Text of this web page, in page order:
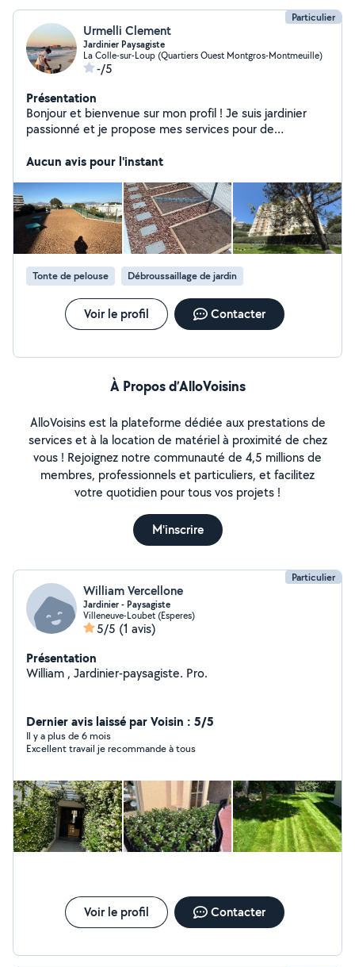
Particulier
Urmelli Clement
Jardinier Paysagiste
La Colle-sur-Loup (Quartiers Ouest Montgros-Montmeuille)
-/5
Présentation
Bonjour et bienvenue sur mon profil ! Je suis jardinier
passionné et je propose mes services pour de
taille d'arbre/arbuste Mais aussi l'aménagement
terrasse/balcon - Arrosage automatique - Gazon - Petite
maçonnerie - Clôture Et bien d'autres travaux paysagers
! N'hésitez pas à me contacter.
Aucun avis pour l'instant
Tonte de pelouse Débroussaillage de jardin
Voir le profil Contacter
À Propos d’AlloVoisins
AlloVoisins est la plateforme dédiée aux prestations de
services et à la location de matériel à proximité de chez
vous ! Rejoignez notre communauté de 4,5 millions de
membres, professionnels et particuliers, et facilitez
votre quotidien pour tous vos projets !
M'inscrire
Particulier
William Vercellone
Jardinier - Paysagiste
Villeneuve-Loubet (Esperes)
5/5 (1 avis)
Présentation
William , Jardinier-paysagiste. Pro.
Dernier avis laissé par Voisin : 5/5
Il y a plus de 6 mois
Excellent travail je recommande à tous
Voir le profil Contacter